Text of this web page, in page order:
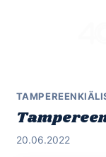
20.06.2022